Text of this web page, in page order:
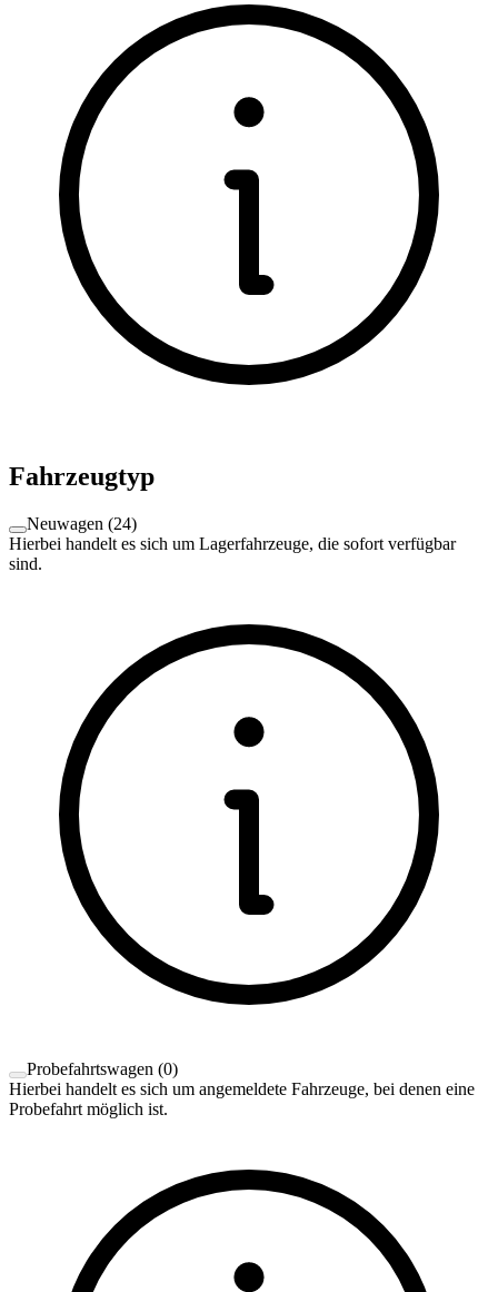
Fahrzeugtyp
Neuwagen (24)
Hierbei handelt es sich um Lagerfahrzeuge, die sofort verfügbar
sind.
Probefahrtswagen (0)
Hierbei handelt es sich um angemeldete Fahrzeuge, bei denen eine
Probefahrt möglich ist.